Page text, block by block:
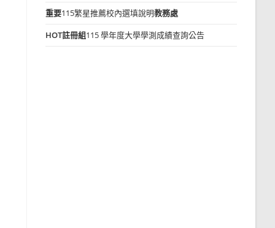
重要115繁星推薦校內選填說明教務處
HOT註冊組115 學年度大學學測成績查詢公告